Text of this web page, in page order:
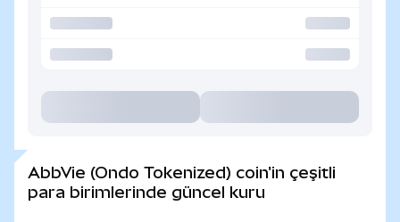
AbbVie (Ondo Tokenized) coin'in çeşitli
para birimlerinde güncel kuru